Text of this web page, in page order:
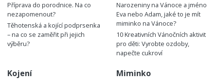
Příprava do porodnice. Na co
nezapomenout?
Těhotenská a kojící podprsenka
– na co se zaměřit při jejich
výběru?
Narozeniny na Vánoce a jméno
Eva nebo Adam, jaké to je mít
miminko na Vánoce?
10 Kreativních Vánočních aktivit
pro děti: Vyrobte ozdoby,
napečte cukroví
Kojení Miminko